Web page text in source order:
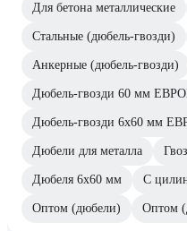
Для бетона металлические
Стальные (дюбель-гвозди)
Анкерные (дюбель-гвозди)
Дюбель-гвозди 60 мм
Дюбель-гвозди 6х60 мм
Дюбели для металла
Дюбеля 6х60 мм С
Оптом (дюбели) Оптом